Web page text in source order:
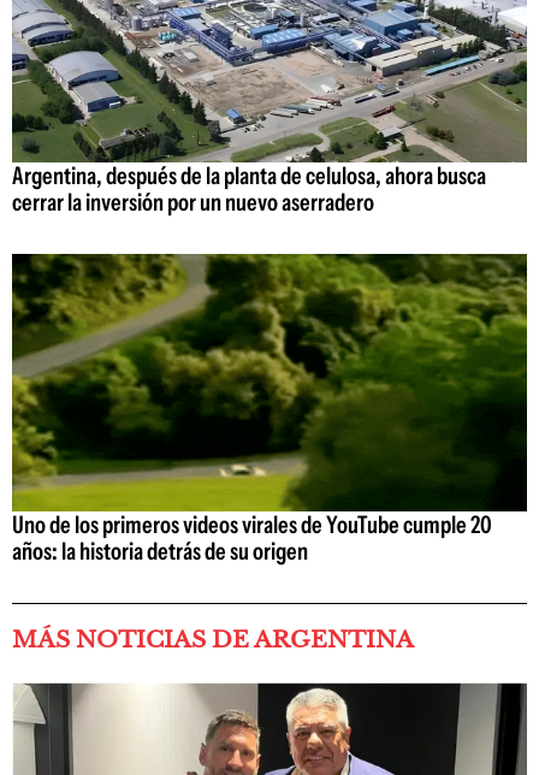
Argentina, después de la planta de celulosa, ahora busca
cerrar la inversión por un nuevo aserradero
Uno de los primeros videos virales de YouTube cumple 20
años: la historia detrás de su origen
MÁS NOTICIAS DE ARGENTINA